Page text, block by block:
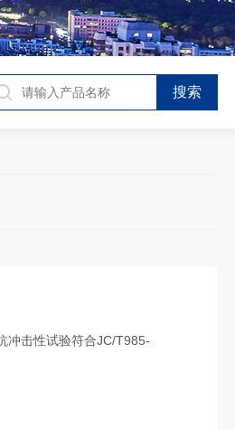
冲击性试验符合JC/T985-